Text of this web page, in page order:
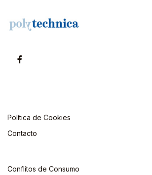
Política de Cookies
Contacto
Conflitos de Consumo